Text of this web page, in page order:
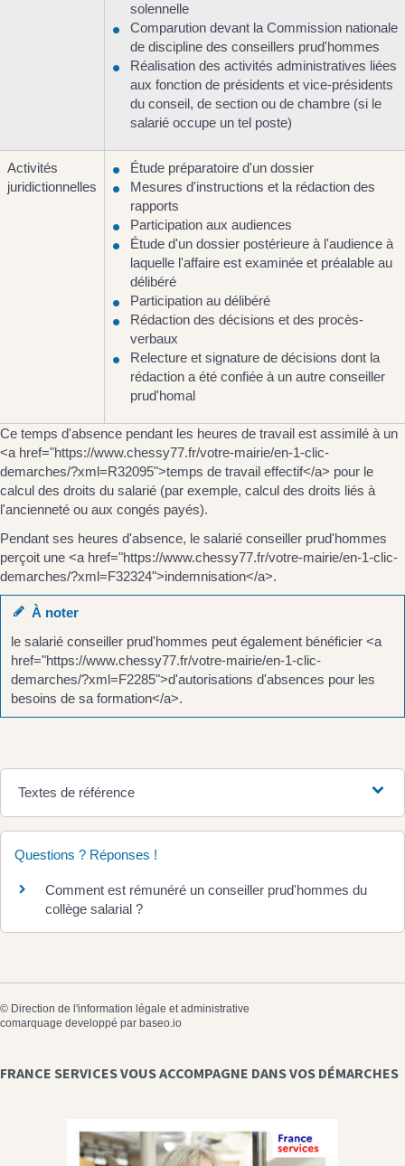
solennelle
Comparution devant la Commission nationale
de discipline des conseillers prud'hommes
Réalisation des activités administratives liées
aux fonction de présidents et vice-présidents
du conseil, de section ou de chambre (si le
salarié occupe un tel poste)
Activités
juridictionnelles
Étude préparatoire d'un dossier
Mesures d'instructions et la rédaction des
rapports
Participation aux audiences
Étude d'un dossier postérieure à l'audience à
laquelle l'affaire est examinée et préalable au
délibéré
Participation au délibéré
Rédaction des décisions et des procès-
verbaux
Relecture et signature de décisions dont la
rédaction a été confiée à un autre conseiller
prud'homal
Ce temps d'absence pendant les heures de travail est assimilé à un
<a href="https://www.chessy77.fr/votre-mairie/en-1-clic-
demarches/?xml=R32095">temps de travail effectif</a> pour le
calcul des droits du salarié (par exemple, calcul des droits liés à
l'ancienneté ou aux congés payés).
Pendant ses heures d'absence, le salarié conseiller prud'hommes
perçoit une <a href="https://www.chessy77.fr/votre-mairie/en-1-clic-
demarches/?xml=F32324">indemnisation</a>.
À noter
le salarié conseiller prud'hommes peut également bénéficier <a
href="https://www.chessy77.fr/votre-mairie/en-1-clic-
demarches/?xml=F2285">d'autorisations d'absences pour les
besoins de sa formation</a>.
Textes de référence
Questions ? Réponses !
Comment est rémunéré un conseiller prud'hommes du
collège salarial ?
© Direction de l'information légale et administrative
comarquage developpé par baseo.io
FRANCE SERVICES VOUS ACCOMPAGNE DANS VOS DÉMARCHES